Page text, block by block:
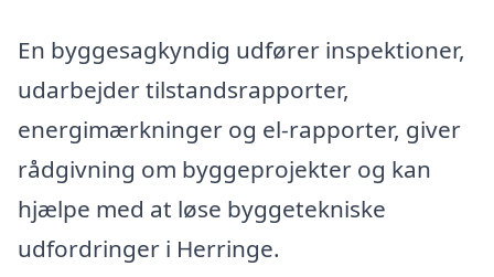
En byggesagkyndig udfører inspektioner,
udarbejder tilstandsrapporter,
energimærkninger og el-rapporter, giver
rådgivning om byggeprojekter og kan
hjælpe med at løse byggetekniske
udfordringer i Herringe.